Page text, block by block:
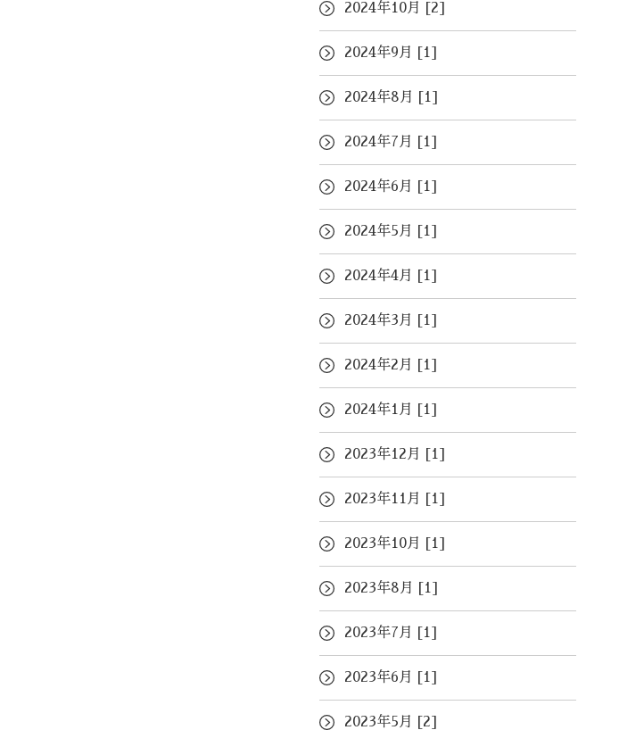
2024年10月 [2]
2024年9月 [1]
2024年8月 [1]
2024年7月 [1]
2024年6月 [1]
2024年5月 [1]
2024年4月 [1]
2024年3月 [1]
2024年2月 [1]
2024年1月 [1]
2023年12月 [1]
2023年11月 [1]
2023年10月 [1]
2023年8月 [1]
2023年7月 [1]
2023年6月 [1]
2023年5月 [2]